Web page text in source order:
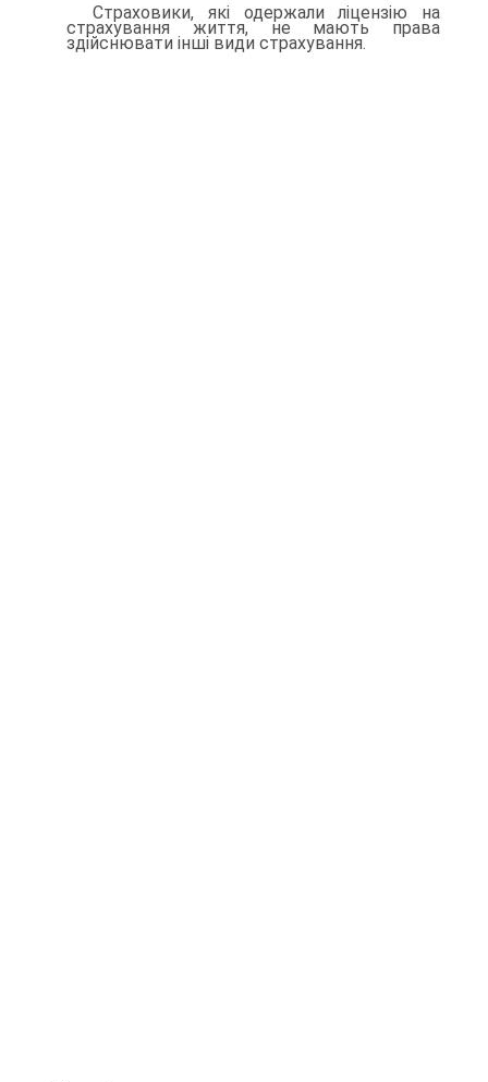
Страховики, які одержали ліцензію на
страхування життя, не мають права
здійснювати інші види страхування.